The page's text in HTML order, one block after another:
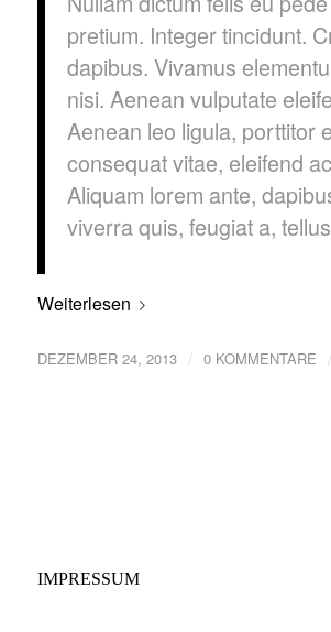
pretium. Integer tincidunt.
dapibus. Vivamus
nisi. Aenean vulputate
Aenean leo ligula, porttitor
consequat vitae, eleifend
Aliquam lorem ante,
viverra quis, feugiat a,
Weiterlesen
DEZEMBER 24, 2013 / 0 KOMMENTARE /
IMPRESSUM